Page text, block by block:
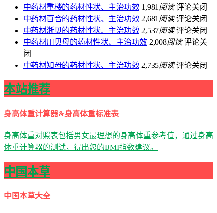
中药材重楼的药材性状、主治功效 1,981 阅读 评论关闭
中药材百合的药材性状、主治功效 2,681 阅读 评论关闭
中药材浙贝的药材性状、主治功效 2,537阅读 评论关闭
中药材川贝母的药材性状、主治功效 2,008阅读 评论关
闭
中药材知母的药材性状、主治功效 2,735阅读 评论关闭
本站推荐
身高体重计算器&身高体重标准表
身高体重对照表包括男女最理想的身高体重参考值，通过身高
体重计算器的测试，得出您的BMI指数建议。
中国本草
中国本草大全